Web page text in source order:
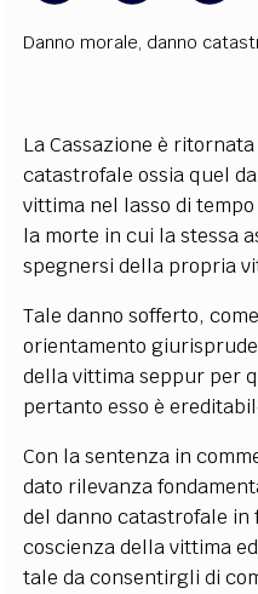
Danno morale, danno
La Cassazione è
catastrofale ossia quel
vittima nel lasso di
la morte in cui la stessa
spegnersi della propria
Tale danno sofferto,
orientamento
della vittima seppur per
pertanto esso è
Con la sentenza in
dato rilevanza
del danno catastrofale in
coscienza della vittima
tale da consentirgli di